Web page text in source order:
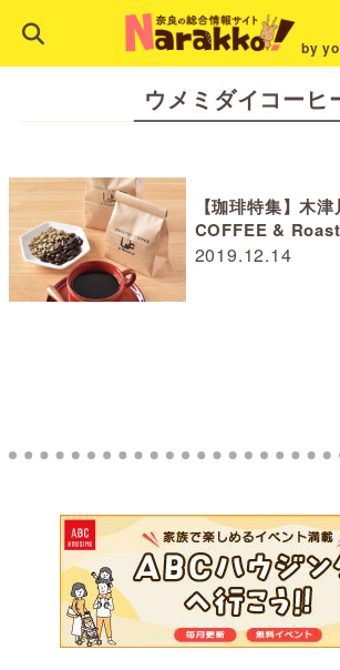
by
ウメミダイコーヒ
2019.12.14
【珈琲特集】木
COFFEE &